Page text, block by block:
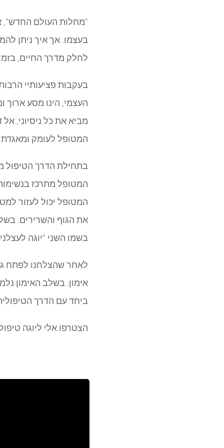
"מחלות העולם החדש",
בעצמו. אך איך ניתן
לחלק מדרך החיים,
בעקבות פציעותיי
מביא את כל ניסיוני,
המטופל לעומק
בתחילת הדרך הטיפול
המטופל מתרכז
המטופל יכול לעזור
את הגוף והשרירים.
בשמו השני "יוגה
לאחר שהצלחנו לפתח
אימון. בשלב האימון
ביחד עם הדרך
הצטרפו אלי ליוגה